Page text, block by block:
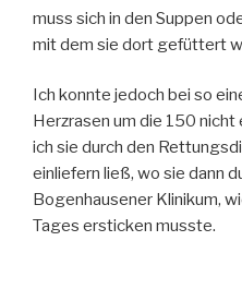
muss sich in den Suppen
mit dem sie dort gefüttert
Ich konnte jedoch bei so
Herzrasen um die 150
ich sie durch den
einliefern ließ, wo sie dann
Bogenhausener Klinikum,
Tages ersticken musste.